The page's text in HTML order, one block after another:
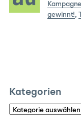
gewinnt!,
Kategorien
Kategorien